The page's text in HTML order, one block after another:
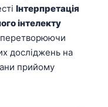
Інтерпретація
інтелекту
перетворюючи
досліджень на
прийому